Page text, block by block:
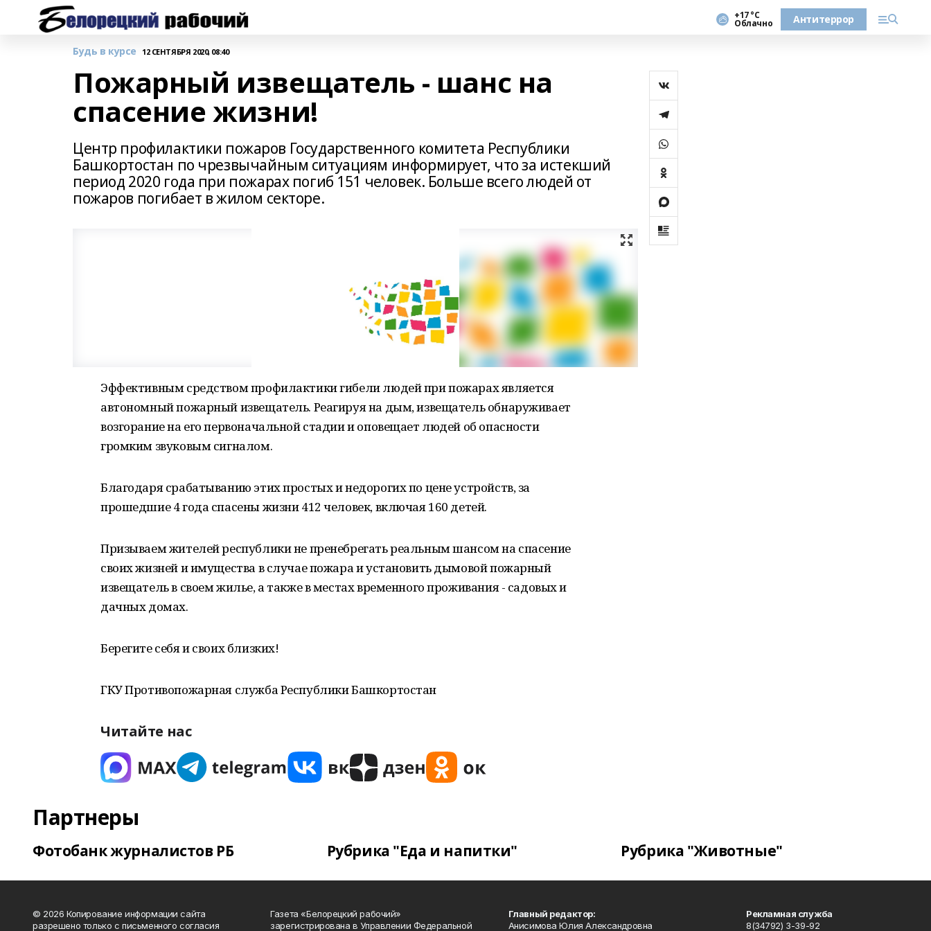
+17 °С
Облачно Антитеррор
Будь в курсе 12 СЕНТЯБРЯ 2020, 08:40
Пожарный извещатель - шанс на
спасение жизни!
Центр профилактики пожаров Государственного комитета Республики
Башкортостан по чрезвычайным ситуациям информирует, что за истекший
период 2020 года при пожарах погиб 151 человек. Больше всего людей от
пожаров погибает в жилом секторе.
Эффективным средством профилактики гибели людей при пожарах является
автономный пожарный извещатель. Реагируя на дым, извещатель обнаруживает
возгорание на его первоначальной стадии и оповещает людей об опасности
громким звуковым сигналом.
Благодаря срабатыванию этих простых и недорогих по цене устройств, за
прошедшие 4 года спасены жизни 412 человек, включая 160 детей.
Призываем жителей республики не пренебрегать реальным шансом на спасение
своих жизней и имущества в случае пожара и установить дымовой пожарный
извещатель в своем жилье, а также в местах временного проживания - садовых и
дачных домах.
Берегите себя и своих близких!
ГКУ Противопожарная служба Республики Башкортостан
Читайте нас
Партнеры
Фотобанк журналистов РБ Рубрика "Еда и напитки" Рубрика "Животные"
© 2026 Копирование информации сайта
разрешено только с письменного согласия
Газета «Белорецкий рабочий»
зарегистрирована в Управлении Федеральной
Главный редактор:
Анисимова Юлия Александровна
Рекламная служба
8(34792) 3-39-92